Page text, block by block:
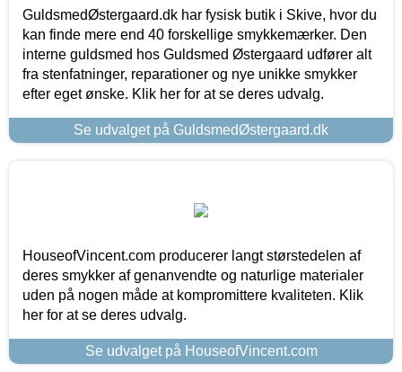
GuldsmedØstergaard.dk har fysisk butik i Skive, hvor du
kan finde mere end 40 forskellige smykkemærker. Den
interne guldsmed hos Guldsmed Østergaard udfører alt
fra stenfatninger, reparationer og nye unikke smykker
efter eget ønske. Klik her for at se deres udvalg.
Se udvalget på GuldsmedØstergaard.dk
HouseofVincent.com producerer langt størstedelen af
deres smykker af genanvendte og naturlige materialer
uden på nogen måde at kompromittere kvaliteten. Klik
her for at se deres udvalg.
Se udvalget på HouseofVincent.com